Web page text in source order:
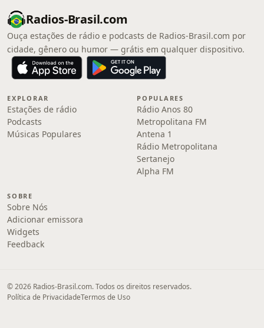
Radios-Brasil.com
Ouça estações de rádio e podcasts de Radios-Brasil.com por
cidade, gênero ou humor — grátis em qualquer dispositivo.
EXPLORAR
Estações de rádio
Podcasts
Músicas Populares
POPULARES
Rádio Anos 80
Metropolitana FM
Antena 1
Rádio Metropolitana
Sertanejo
Alpha FM
SOBRE
Sobre Nós
Adicionar emissora
Widgets
Feedback
© 2026 Radios-Brasil.com. Todos os direitos reservados.
Política de PrivacidadeTermos de Uso